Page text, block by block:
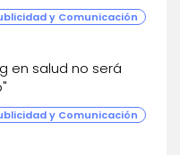
y Comunicación
en salud no será
y Comunicación